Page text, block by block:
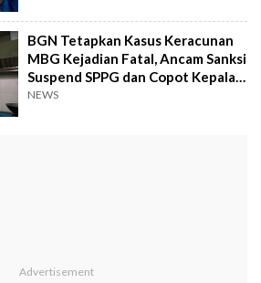
BGN Tetapkan Kasus Keracunan
MBG Kejadian Fatal, Ancam Sanksi
Suspend SPPG dan Copot Kepala
Dapur
NEWS